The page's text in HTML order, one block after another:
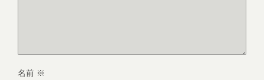
名前 ※